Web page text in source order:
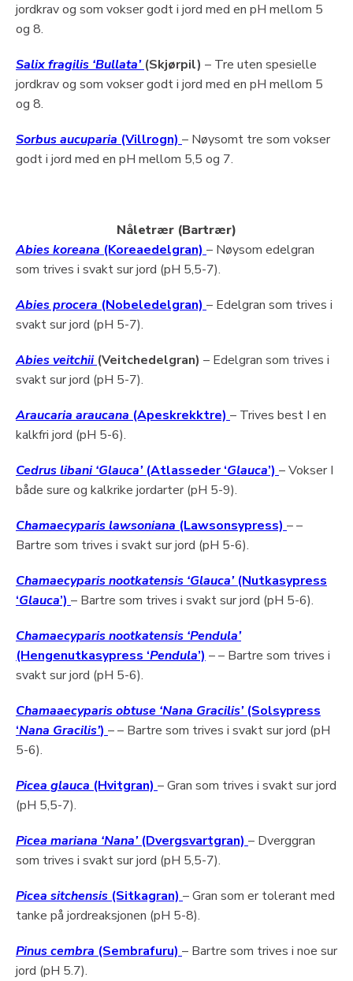
jordkrav og som vokser godt i jord med en pH mellom 5
og 8.
Salix fragilis ‘Bullata’ (Skjørpil) – Tre uten spesielle
jordkrav og som vokser godt i jord med en pH mellom 5
og 8.
Sorbus aucuparia (Villrogn) – Nøysomt tre som vokser
godt i jord med en pH mellom 5,5 og 7.
Nåletrær (Bartrær)
Abies koreana (Koreaedelgran) – Nøysom edelgran
som trives i svakt sur jord (pH 5,5-7).
Abies procera (Nobeledelgran) – Edelgran som trives i
svakt sur jord (pH 5-7).
Abies veitchii (Veitchedelgran) – Edelgran som trives i
svakt sur jord (pH 5-7).
Araucaria araucana (Apeskrekktre) – Trives best I en
kalkfri jord (pH 5-6).
Cedrus libani ‘Glauca’ (Atlasseder ‘Glauca’) – Vokser I
både sure og kalkrike jordarter (pH 5-9).
Chamaecyparis lawsoniana (Lawsonsypress) – –
Bartre som trives i svakt sur jord (pH 5-6).
Chamaecyparis nootkatensis ‘Glauca’ (Nutkasypress
‘Glauca’) – Bartre som trives i svakt sur jord (pH 5-6).
Chamaecyparis nootkatensis ‘Pendula’
(Hengenutkasypress ‘Pendula’) – – Bartre som trives i
svakt sur jord (pH 5-6).
Chamaaecyparis obtuse ‘Nana Gracilis’ (Solsypress
‘Nana Gracilis’) – – Bartre som trives i svakt sur jord (pH
5-6).
Picea glauca (Hvitgran) – Gran som trives i svakt sur jord
(pH 5,5-7).
Picea mariana ‘Nana’ (Dvergsvartgran) – Dverggran
som trives i svakt sur jord (pH 5,5-7).
Picea sitchensis (Sitkagran) – Gran som er tolerant med
tanke på jordreaksjonen (pH 5-8).
Pinus cembra (Sembrafuru) – Bartre som trives i noe sur
jord (pH 5.7).